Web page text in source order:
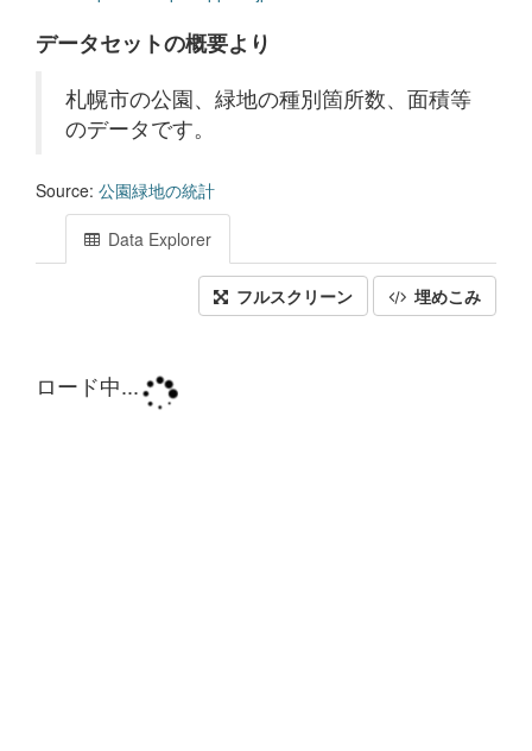
データセットの概要より
札幌市の公園、緑地の種別箇所数、面積等
のデータです。
Source: 公園緑地の統計
Data Explorer
フルスクリーン 埋めこみ